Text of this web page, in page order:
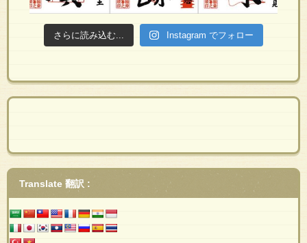
さらに読み込む... Instagram でフォロー
Translate 翻訳 :